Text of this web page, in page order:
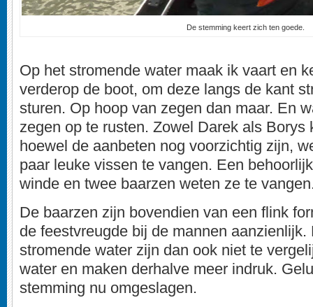
De stemming keert zich ten goede.
Op het stromende water maak ik vaart en
verderop de boot, om deze langs de kant
sturen. Op hoop van zegen dan maar. En
zegen op te rusten. Zowel Darek als Borys
hoewel de aanbeten nog voorzichtig zijn,
paar leuke vissen te vangen. Een
winde en twee baarzen weten ze te
De baarzen zijn bovendien van een flink
de feestvreugde bij de mannen aanzienlijk.
stromende water zijn dan ook niet te
water en maken derhalve meer indruk.
stemming nu omgeslagen.